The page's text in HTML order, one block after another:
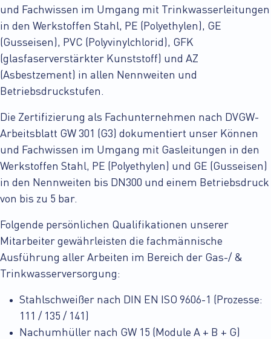
und Fachwissen im Umgang mit Trinkwasserleitungen
in den Werkstoffen Stahl, PE (Polyethylen), GE
(Gusseisen), PVC (Polyvinylchlorid), GFK
(glasfaserverstärkter Kunststoff) und AZ
(Asbestzement) in allen Nennweiten und
Betriebsdruckstufen.
Die Zertifizierung als Fachunternehmen nach DVGW-
Arbeitsblatt GW 301 (G3) dokumentiert unser Können
und Fachwissen im Umgang mit Gasleitungen in den
Werkstoffen Stahl, PE (Polyethylen) und GE (Gusseisen)
in den Nennweiten bis DN300 und einem Betriebsdruck
von bis zu 5 bar.
Folgende persönlichen Qualifikationen unserer
Mitarbeiter gewährleisten die fachmännische
Ausführung aller Arbeiten im Bereich der Gas-/ &
Trinkwasserversorgung:
Stahlschweißer nach DIN EN ISO 9606-1 (Prozesse:
111 / 135 / 141)
Nachumhüller nach GW 15 (Module A + B + G)